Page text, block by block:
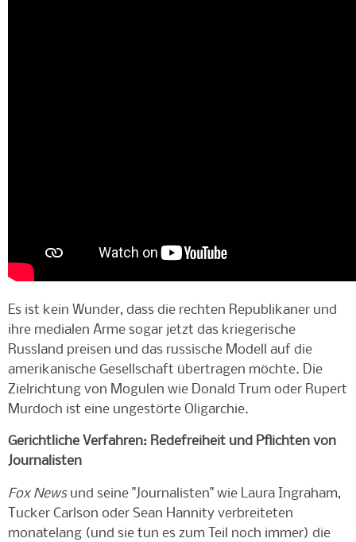
Es ist kein Wunder, dass die rechten Republikaner und
ihre medialen Arme sogar jetzt das kriegerische
Russland preisen und das russische Modell auf die
amerikanische Gesellschaft übertragen möchte. Die
Zielrichtung von Mogulen wie Donald Trum oder Rupert
Murdoch ist eine ungestörte Oligarchie.
Gerichtliche Verfahren: Redefreiheit und Pflichten von
Journalisten
Fox Newsund seine "Journalisten" wie Laura Ingraham,
Tucker Carlson oder Sean Hannity verbreiteten
monatelang (und sie tun es zum Teil noch immer) die